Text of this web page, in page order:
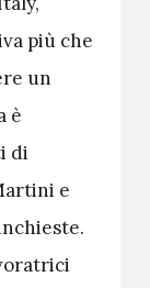
più che
un
è
di
e